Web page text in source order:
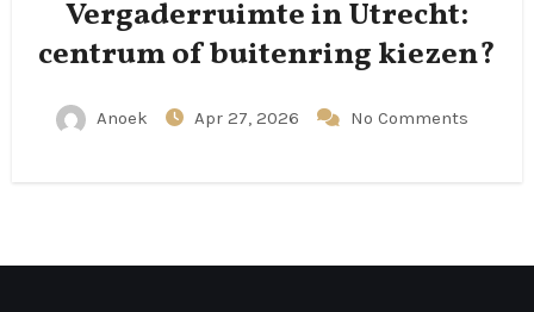
Vergaderruimte in Utrecht:
centrum of buitenring kiezen?
Anoek Apr 27, 2026 No Comments